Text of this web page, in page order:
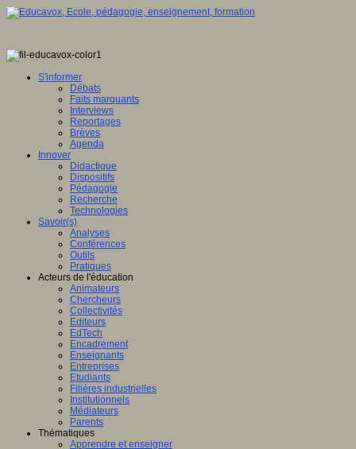
S'informer
Débats
Faits marquants
Interviews
Reportages
Brèves
Agenda
Innover
Didactique
Dispositifs
Pédagogie
Recherche
Technologies
Savoir(s)
Analyses
Conférences
Outils
Pratiques
Acteurs de l'éducation
Animateurs
Chercheurs
Collectivités
Editeurs
EdTech
Encadrement
Enseignants
Entreprises
Etudiants
Filières industrielles
Institutionnels
Médiateurs
Parents
Thématiques
Apprendre et enseigner